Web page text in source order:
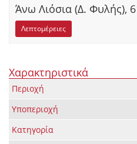
Άνω Λιόσια (Δ. Φυλής),
Λεπτομέρειες
Χαρακτηριστικά
Περιοχή
Υποπεριοχή
Κατηγορία